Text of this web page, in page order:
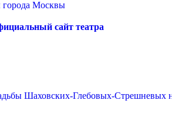
города Москвы
сайт театра
Шаховских-Глебовых-Стрешневых